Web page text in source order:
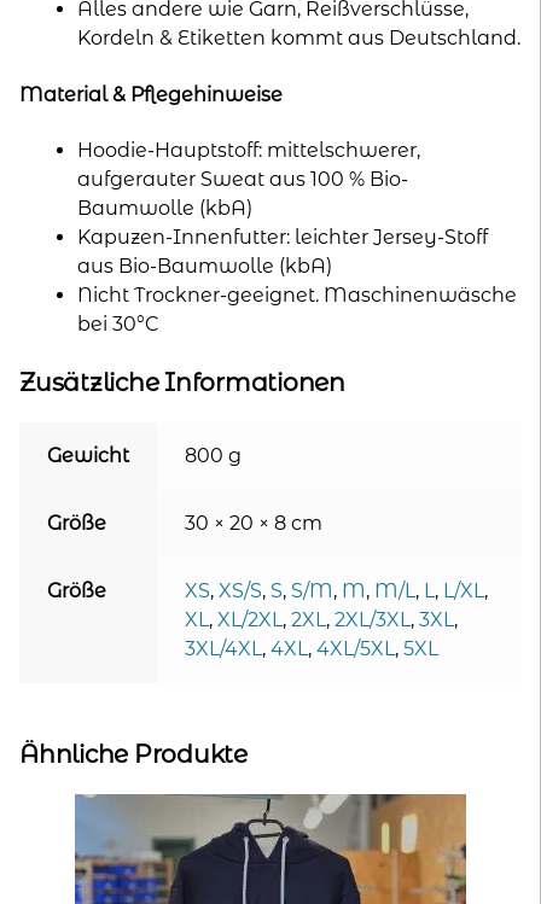
Alles andere wie Garn, Reißverschlüsse,
Kordeln & Etiketten kommt aus Deutschland.
Material & Pflegehinweise
Hoodie-Hauptstoff: mittelschwerer,
aufgerauter Sweat aus 100 % Bio-
Baumwolle (kbA)
Kapuzen-Innenfutter: leichter Jersey-Stoff
aus Bio-Baumwolle (kbA)
Nicht Trockner-geeignet. Maschinenwäsche
bei 30°C
Zusätzliche Informationen
Gewicht 800 g
Größe 30 × 20 × 8 cm
Größe XS, XS/S, S, S/M, M, M/L, L, L/XL,
XL, XL/2XL, 2XL, 2XL/3XL, 3XL,
3XL/4XL, 4XL, 4XL/5XL, 5XL
Ähnliche Produkte